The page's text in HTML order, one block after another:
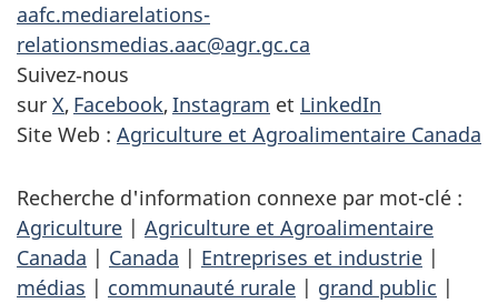
aafc.mediarelations-
relationsmedias.aac@agr.gc.ca
Suivez‑nous
sur X, Facebook,Instagram et LinkedIn
Site Web : Agriculture et Agroalimentaire Canada
Recherche d'information connexe par mot-clé :
Agriculture | Agriculture et Agroalimentaire
Canada | Canada | Entreprises et industrie |
médias | communauté rurale | grand public |